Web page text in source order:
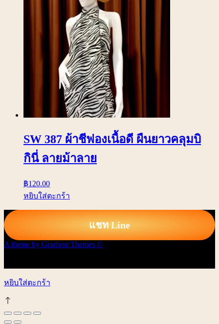
SW 387 ผ้าชีฟองเนื้อดี ผืนยาวคลุมบิ
กินี่ ลายม้าลาย
฿120.00
หยิบใส่ตะกร้า
แชท Line
A theme by Gradient Themes ©
หยิบใส่ตะกร้า